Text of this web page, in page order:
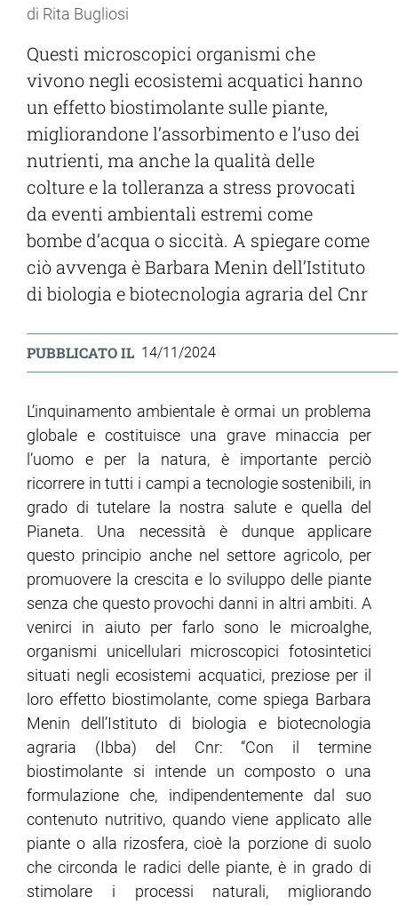
di Rita Bugliosi
Questi microscopici organismi che
vivono negli ecosistemi acquatici hanno
un effetto biostimolante sulle piante,
migliorandone l’assorbimento e l’uso dei
nutrienti, ma anche la qualità delle
colture e la tolleranza a stress provocati
da eventi ambientali estremi come
bombe d’acqua o siccità. A spiegare come
ciò avvenga è Barbara Menin dell’Istituto
di biologia e biotecnologia agraria del Cnr
PUBBLICATO IL 14/11/2024
L’inquinamento ambientale è ormai un problema
globale e costituisce una grave minaccia per
l’uomo e per la natura, è importante perciò
ricorrere in tutti i campi a tecnologie sostenibili, in
grado di tutelare la nostra salute e quella del
Pianeta. Una necessità è dunque applicare
questo principio anche nel settore agricolo, per
promuovere la crescita e lo sviluppo delle piante
senza che questo provochi danni in altri ambiti. A
venirci in aiuto per farlo sono le microalghe,
organismi unicellulari microscopici fotosintetici
situati negli ecosistemi acquatici, preziose per il
loro effetto biostimolante, come spiega Barbara
Menin dell’Istituto di biologia e biotecnologia
agraria (Ibba) del Cnr: “Con il termine
biostimolante si intende un composto o una
formulazione che, indipendentemente dal suo
contenuto nutritivo, quando viene applicato alle
piante o alla rizosfera, cioè la porzione di suolo
che circonda le radici delle piante, è in grado di
stimolare i processi naturali, migliorando